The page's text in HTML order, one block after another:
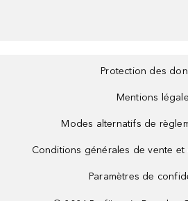
Protection des
Mentions
Modes alternatifs de
Conditions générales de vente
Paramètres de